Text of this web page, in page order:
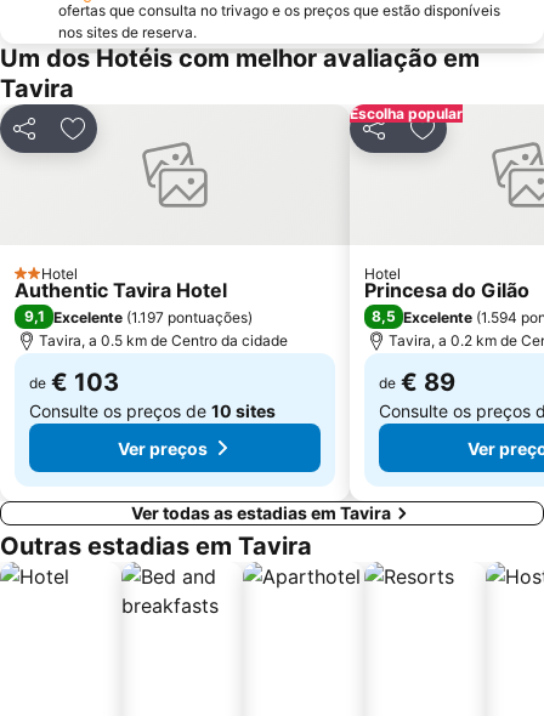
Terminal Rodoviário Faro
Faro Beach
Praça Marquês de Pombal
Culatra (Mar) Beach
Praia do Vale do Garrão
Lota Beach
Praia da Terra Estreita
Praia do Barranco das Belharucas
Tavira Gran-Plaza
Estação de comboios de Tavira
ofertas que consulta no trivago e os preços que estão disponíveis
nos sites de reserva.
Um dos Hotéis com melhor avaliação em
Tavira
PartilharAdicionar aos favoritos
2 Estrelas
Hotel
Authentic Tavira Hotel
9,1 Excelente (1.197 pontuações)
Tavira, a 0.5 km de Centro da cidade
de € 103
Consulte os preços de 10 sites
Ver preços
Escolha popular
PartilharAdicionar
Hotel
Princesa do Gilão
8,5 Excelente (1.594
Tavira, a 0.2 km de
de € 89
Consulte os preços
Ver
Ver todas as estadias em Tavira
Outras estadias em Tavira